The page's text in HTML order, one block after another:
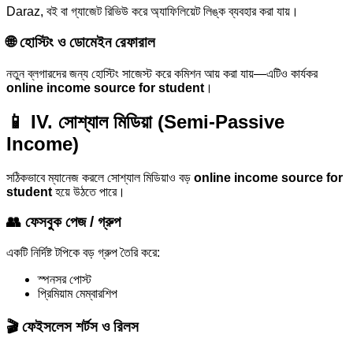
Daraz, বই বা গ্যাজেট রিভিউ করে অ্যাফিলিয়েট লিঙ্ক ব্যবহার করা যায়।
🌐 হোস্টিং ও ডোমেইন রেফারাল
নতুন ব্লগারদের জন্য হোস্টিং সাজেস্ট করে কমিশন আয় করা যায়—এটিও কার্যকর
online income source for student ।
📱 IV. সোশ্যাল মিডিয়া (Semi-Passive
Income)
সঠিকভাবে ম্যানেজ করলে সোশ্যাল মিডিয়াও বড় online income source for
student হয়ে উঠতে পারে।
👥 ফেসবুক পেজ / গ্রুপ
একটি নির্দিষ্ট টপিকে বড় গ্রুপ তৈরি করে:
স্পনসর পোস্ট
প্রিমিয়াম মেম্বারশিপ
🎬 ফেইসলেস শর্টস ও রিলস